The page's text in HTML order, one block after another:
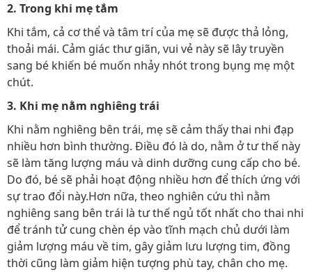
2. Trong khi mẹ tắm
Khi tắm, cả cơ thể và tâm trí của mẹ sẽ được thả lỏng,
thoải mái. Cảm giác thư giãn, vui vẻ này sẽ lây truyền
sang bé khiến bé muốn nhảy nhót trong bụng mẹ một
chút.
3. Khi mẹ nằm nghiêng trái
Khi nằm nghiêng bên trái, mẹ sẽ cảm thấy thai nhi đạp
nhiều hơn bình thường. Điều đó là do, nằm ở tư thế này
sẽ làm tăng lượng máu và dinh dưỡng cung cấp cho bé.
Do đó, bé sẽ phải hoạt động nhiều hơn để thích ứng với
sự trao đổi này.Hơn nữa, theo nghiên cứu thì nằm
nghiêng sang bên trái là tư thế ngủ tốt nhất cho thai nhi
để tránh tử cung chèn ép vào tĩnh mạch chủ dưới làm
giảm lượng máu về tim, gây giảm lưu lượng tim, đồng
thời cũng làm giảm hiện tượng phù tay, chân cho mẹ.